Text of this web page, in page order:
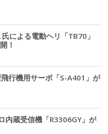
による電動ヘリ「TB70」
！
行機用サーボ「S-A401」が
内蔵受信機「R3306GY」が